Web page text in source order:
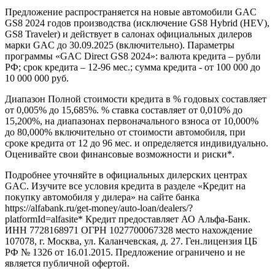
Предложение распространяется на новые автомобили GAC
GS8 2024 годов производства (исключение GS8 Hybrid (HEV),
GS8 Traveler) и действует в салонах официальных дилеров
марки GAC до 30.09.2025 (включительно). Параметры
программы «GAC Direct GS8 2024»: валюта кредита – рубли
РФ; срок кредита – 12-96 мес.; сумма кредита - от 100 000 до
10 000 000 руб.
Диапазон Полной стоимости кредита в % годовых составляет
от 0,005% до 15,685%. % ставка составляет от 0,010% до
15,200%, на диапазонах первоначального взноса от 10,000%
до 80,000% включительно от стоимости автомобиля, при
сроке кредита от 12 до 96 мес. и определяется индивидуально.
Оценивайте свои финансовые возможности и риски*.
Подробнее уточняйте в официальных дилерских центрах
GAC. Изучите все условия кредита в разделе «Кредит на
покупку автомобиля у дилера» на сайте банка
https://alfabank.ru/get-money/auto-loan/dealers/?
platformId=alfasite* Кредит предоставляет АО Альфа-Банк.
ИНН 7728168971 ОГРН 1027700067328 место нахождение
107078, г. Москва, ул. Каланчевская, д. 27. Ген.лицензия ЦБ
РФ № 1326 от 16.01.2015. Предложение ограничено и не
является публичной офертой.